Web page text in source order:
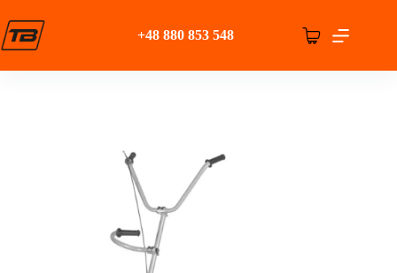
do
treści
+48 880 853 548 Koszyk